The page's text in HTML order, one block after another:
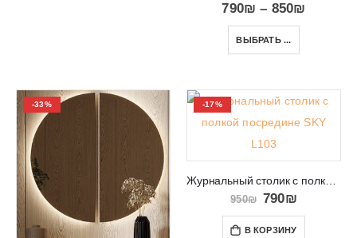
790₪ – 850₪
ВЫБРАТЬ ...
-33% -17%
Журнальный столик с полкой посредине SKY L103
950₪ 790₪
В КОРЗИНУ